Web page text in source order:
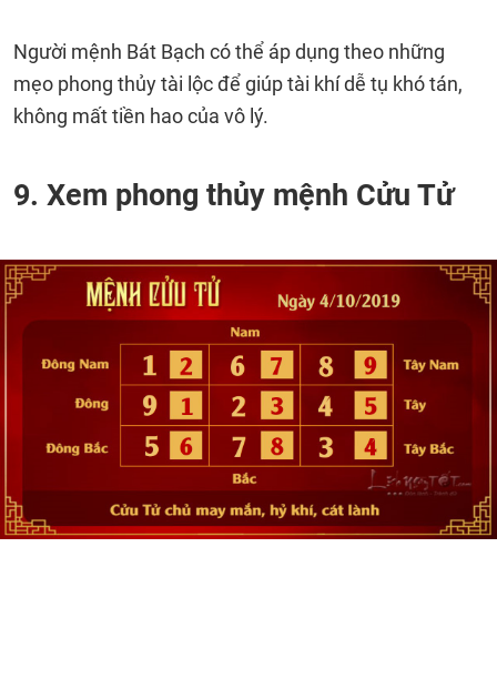
Người mệnh Bát Bạch có thể áp dụng theo những
mẹo phong thủy tài lộc để giúp tài khí dễ tụ khó tán,
không mất tiền hao của vô lý.
9. Xem phong thủy mệnh Cửu Tử